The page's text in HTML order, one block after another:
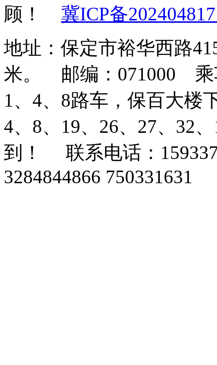
顾！ 冀ICP备
地址：保定市裕华西路
米。 邮编：071000 乘
1、4、8路车，保百大楼
4、8、19、26、27、32
到！ 联系电话：
3284844866 750331631